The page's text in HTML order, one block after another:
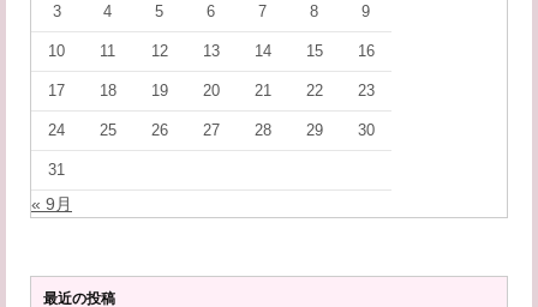
3 4 5 6 7 8 9
10 11 12 13 14 15 16
17 18 19 20 21 22 23
24 25 26 27 28 29 30
31
« 9月
最近の投稿